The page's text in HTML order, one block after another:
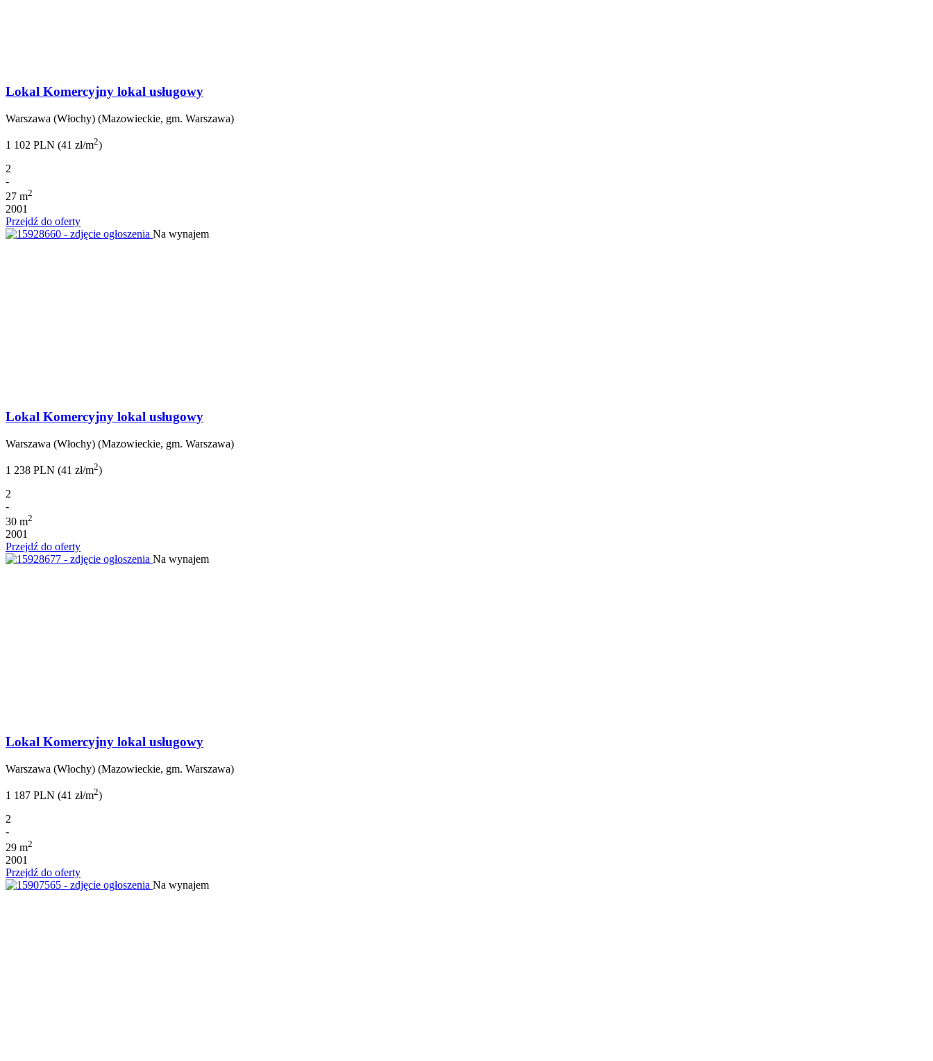
Lokal Komercyjny lokal usługowy
Warszawa (Włochy) (Mazowieckie, gm. Warszawa)
1 102 PLN (41 zł/m2)
2
-
27 m2
2001
Przejdź do oferty
Na wynajem
Lokal Komercyjny lokal usługowy
Warszawa (Włochy) (Mazowieckie, gm. Warszawa)
1 238 PLN (41 zł/m2)
2
-
30 m2
2001
Przejdź do oferty
Na wynajem
Lokal Komercyjny lokal usługowy
Warszawa (Włochy) (Mazowieckie, gm. Warszawa)
1 187 PLN (41 zł/m2)
2
-
29 m2
2001
Przejdź do oferty
Na wynajem